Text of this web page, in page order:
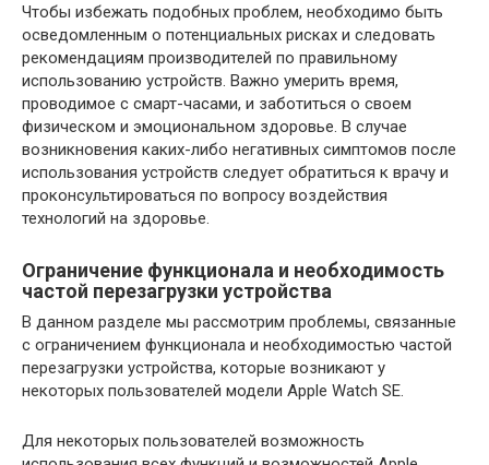
Чтобы избежать подобных проблем, необходимо быть
осведомленным о потенциальных рисках и следовать
рекомендациям производителей по правильному
использованию устройств. Важно умерить время,
проводимое с смарт-часами, и заботиться о своем
физическом и эмоциональном здоровье. В случае
возникновения каких-либо негативных симптомов после
использования устройств следует обратиться к врачу и
проконсультироваться по вопросу воздействия
технологий на здоровье.
Ограничение функционала и необходимость
частой перезагрузки устройства
В данном разделе мы рассмотрим проблемы, связанные
с ограничением функционала и необходимостью частой
перезагрузки устройства, которые возникают у
некоторых пользователей модели Apple Watch SE.
Для некоторых пользователей возможность